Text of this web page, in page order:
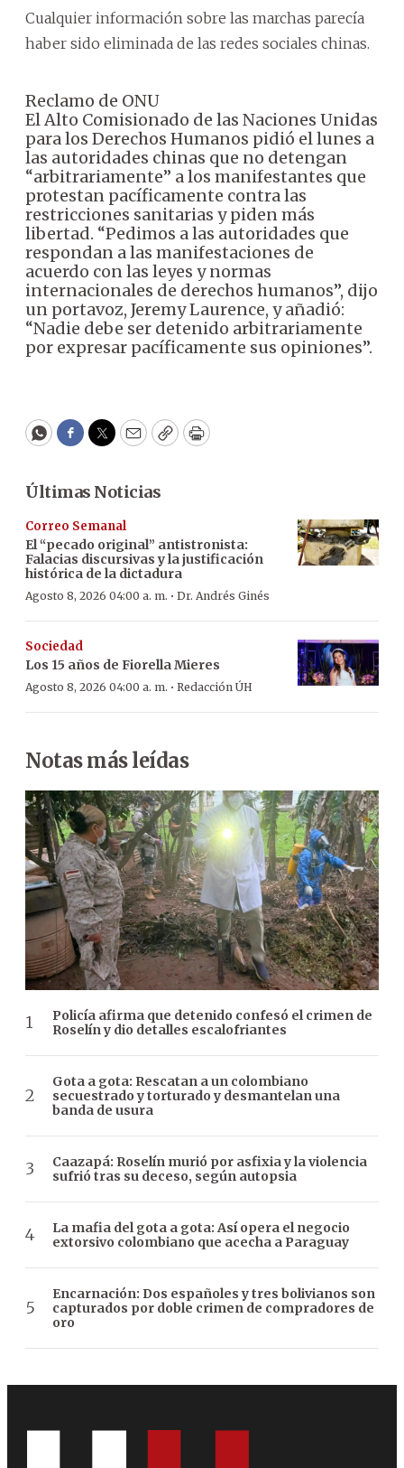
Cualquier información sobre las marchas parecía
haber sido eliminada de las redes sociales chinas.
Reclamo de ONU
El Alto Comisionado de las Naciones Unidas
para los Derechos Humanos pidió el lunes a
las autoridades chinas que no detengan
“arbitrariamente” a los manifestantes que
protestan pacíficamente contra las
restricciones sanitarias y piden más
libertad. “Pedimos a las autoridades que
respondan a las manifestaciones de
acuerdo con las leyes y normas
internacionales de derechos humanos”, dijo
un portavoz, Jeremy Laurence, y añadió:
“Nadie debe ser detenido arbitrariamente
por expresar pacíficamente sus opiniones”.
WhatsApp
Facebook
Twitter
EmailCopyPrint
Últimas Noticias
Correo Semanal
El “pecado original” antistronista:
Falacias discursivas y la justificación
histórica de la dictadura
Agosto 8, 2026 04:00 a. m. · Dr. Andrés Ginés
Sociedad
Los 15 años de Fiorella Mieres
Agosto 8, 2026 04:00 a. m. · Redacción ÚH
Notas más leídas
Policía afirma que detenido confesó el crimen de
Roselín y dio detalles escalofriantes
Gota a gota: Rescatan a un colombiano
secuestrado y torturado y desmantelan una
banda de usura
Caazapá: Roselín murió por asfixia y la violencia
sufrió tras su deceso, según autopsia
La mafia del gota a gota: Así opera el negocio
extorsivo colombiano que acecha a Paraguay
Encarnación: Dos españoles y tres bolivianos son
capturados por doble crimen de compradores de
oro